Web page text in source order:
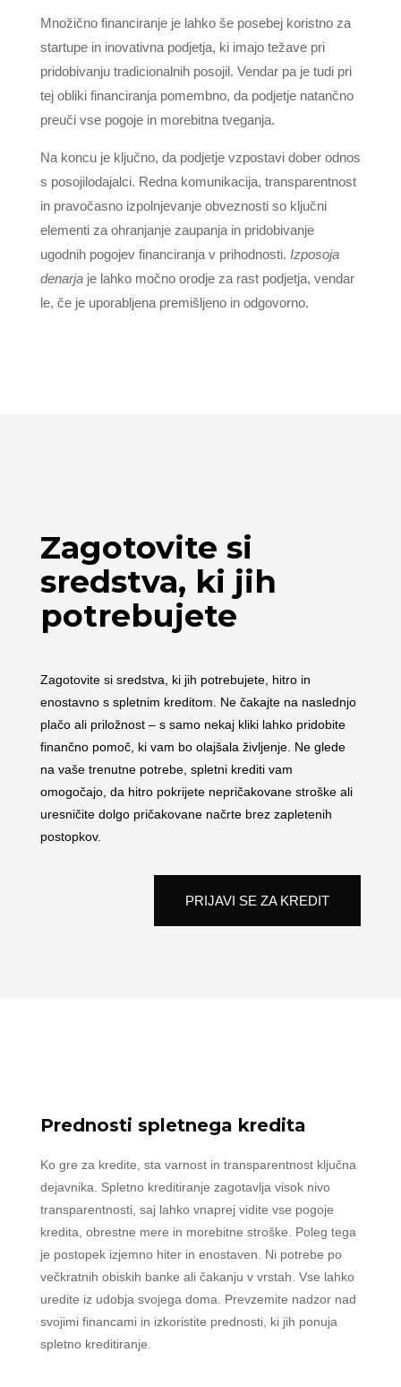
Množično financiranje je lahko še posebej koristno za
startupe in inovativna podjetja, ki imajo težave pri
pridobivanju tradicionalnih posojil. Vendar pa je tudi pri
tej obliki financiranja pomembno, da podjetje natančno
preuči vse pogoje in morebitna tveganja.
Na koncu je ključno, da podjetje vzpostavi dober odnos
s posojilodajalci. Redna komunikacija, transparentnost
in pravočasno izpolnjevanje obveznosti so ključni
elementi za ohranjanje zaupanja in pridobivanje
ugodnih pogojev financiranja v prihodnosti. Izposoja
denarjaje lahko močno orodje za rast podjetja, vendar
le, če je uporabljena premišljeno in odgovorno.
Zagotovite si
sredstva, ki jih
potrebujete
Zagotovite si sredstva, ki jih potrebujete, hitro in
enostavno s spletnim kreditom. Ne čakajte na naslednjo
plačo ali priložnost – s samo nekaj kliki lahko pridobite
finančno pomoč, ki vam bo olajšala življenje. Ne glede
na vaše trenutne potrebe, spletni krediti vam
omogočajo, da hitro pokrijete nepričakovane stroške ali
uresničite dolgo pričakovane načrte brez zapletenih
postopkov.
PRIJAVI SE ZA KREDIT
Prednosti spletnega kredita
Ko gre za kredite, sta varnost in transparentnost ključna
dejavnika. Spletno kreditiranje zagotavlja visok nivo
transparentnosti, saj lahko vnaprej vidite vse pogoje
kredita, obrestne mere in morebitne stroške. Poleg tega
je postopek izjemno hiter in enostaven. Ni potrebe po
večkratnih obiskih banke ali čakanju v vrstah. Vse lahko
uredite iz udobja svojega doma. Prevzemite nadzor nad
svojimi financami in izkoristite prednosti, ki jih ponuja
spletno kreditiranje.